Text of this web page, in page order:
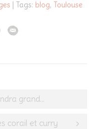
| Tags: blog, Toulouse
grand…
corail et curry